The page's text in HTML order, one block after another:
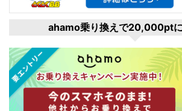
ahamo乗り換えで20,000ptに